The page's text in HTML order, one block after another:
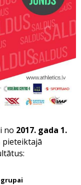
no 2017. gada 1.
pieteiktajā